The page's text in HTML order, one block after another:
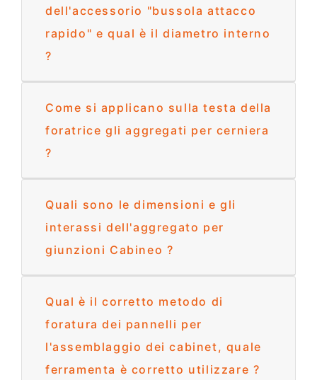
dell'accessorio "bussola attacco
rapido" e qual è il diametro interno
?
Come si applicano sulla testa della
foratrice gli aggregati per cerniera
?
Quali sono le dimensioni e gli
interassi dell'aggregato per
giunzioni Cabineo ?
Qual è il corretto metodo di
foratura dei pannelli per
l'assemblaggio dei cabinet, quale
ferramenta è corretto utilizzare ?